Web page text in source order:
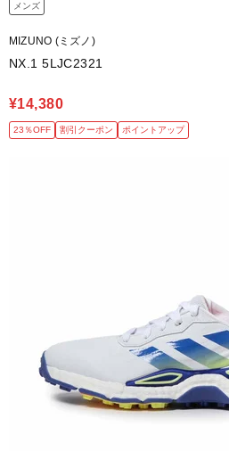
メンズ
MIZUNO (ミズノ)
NX.1 5LJC2321
¥14,380
23％OFF 割引クーポン ポイントアップ